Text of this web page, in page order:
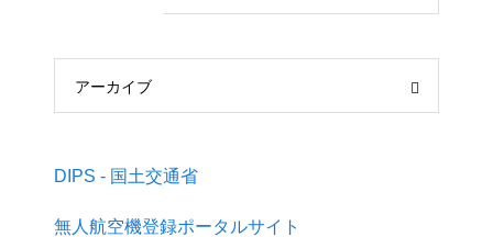
アーカイブ
DIPS - 国土交通省
無人航空機登録ポータルサイト